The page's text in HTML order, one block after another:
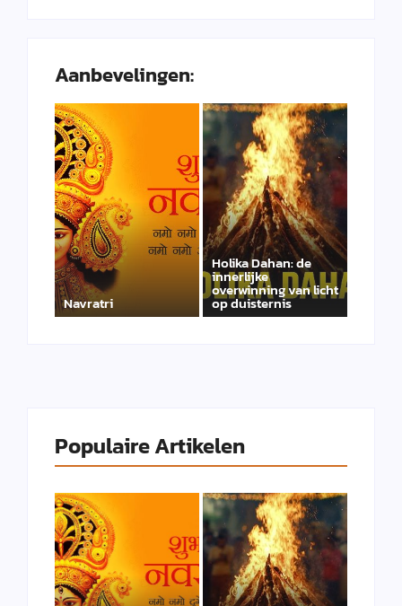
Aanbevelingen:
Navratri
Holika Dahan: de
innerlijke
overwinning van licht
op duisternis
Populaire Artikelen